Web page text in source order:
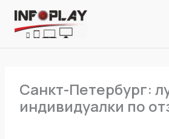
content
Санкт-Петербург:
индивидуалки по